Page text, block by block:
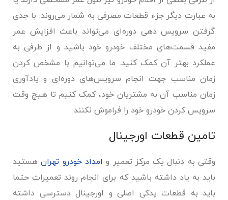
به عبارت دیگر جزء قطعات مصرفی به شمار می‌روند. با جدی
گرفتن سرویس دهی دوره‌ای می‌تواند باعث افزایش عمر
مفید قسمت‌های مختلف خودرو خود باشید و از طرفی به
عملکرد بهتر آن کمک کنید. ما می‌توانیم با مشخص کردن
زمان مناسب جهت انجام سرویس‌های دوره‌ای و یادآوری
زمان مناسب آن به مشتریان خود، کمک کنیم تا هیچ وقت
سرویس کردن خودرو خود را فراموش نکنند.
تامین قطعات اورجینال
وقتی به دنبال یک مرکز تعمیر و امداد خودرو تهرانهستید
باید به یاد داشته باشید که برای انجام روند تعمیرات حتما
باید به قطعات یدکی اصلی و اورجینال دسترسی داشته